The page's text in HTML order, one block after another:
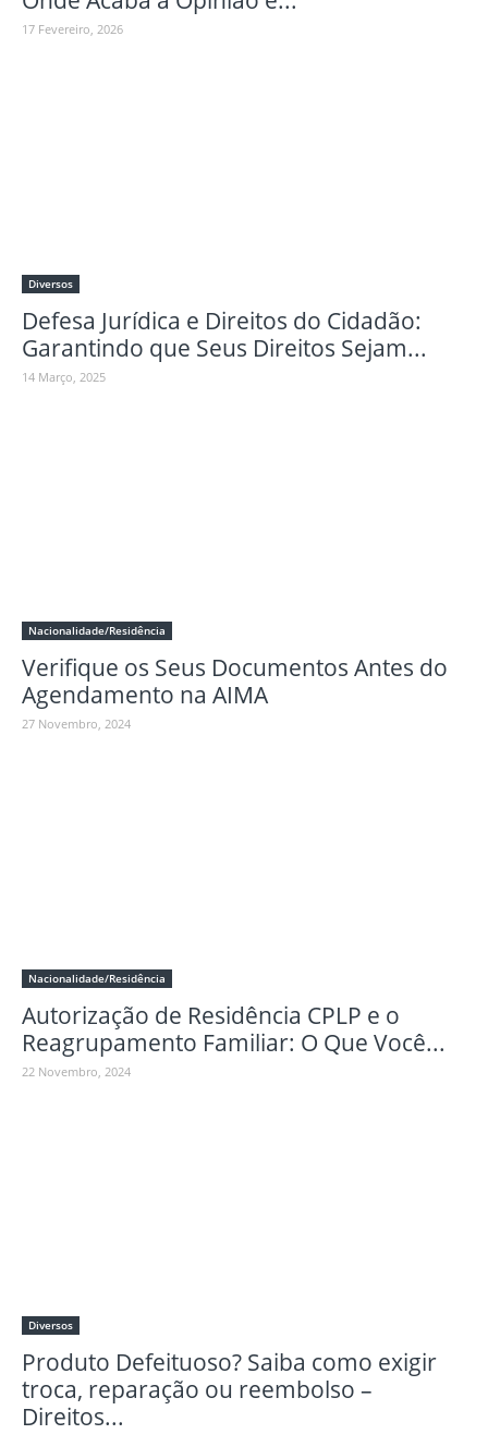
17 Fevereiro, 2026
Diversos
Defesa Jurídica e Direitos do Cidadão:
Garantindo que Seus Direitos Sejam...
14 Março, 2025
Nacionalidade/Residência
Verifique os Seus Documentos Antes do
Agendamento na AIMA
27 Novembro, 2024
Nacionalidade/Residência
Autorização de Residência CPLP e o
Reagrupamento Familiar: O Que Você...
22 Novembro, 2024
Diversos
Produto Defeituoso? Saiba como exigir
troca, reparação ou reembolso –
Direitos...